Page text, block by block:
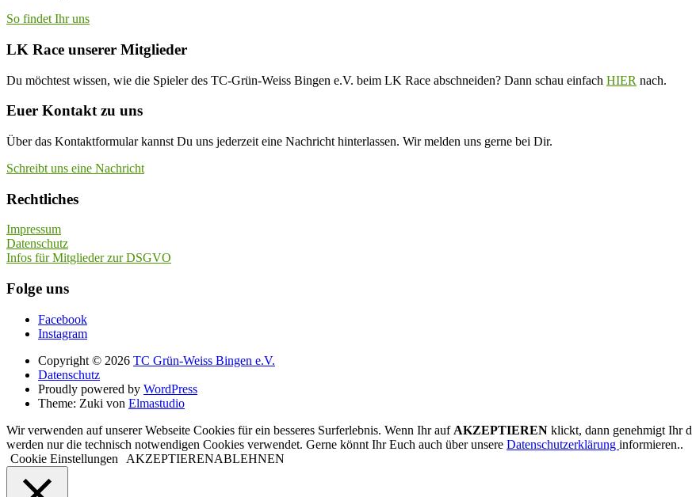
So findet Ihr uns
LK Race unserer Mitglieder
Du möchtest wissen, wie die Spieler des TC-Grün-Weiss Bingen e.V. beim LK Race abschneiden? Dann schau einfach HIER nach.
Euer Kontakt zu uns
Über das Kontaktformular kannst Du uns jederzeit eine Nachricht hinterlassen. Wir melden uns gerne bei Dir.
Schreibt uns eine Nachricht
Rechtliches
Impressum
Datenschutz
Infos für Mitglieder zur DSGVO
Folge uns
Facebook
Instagram
Copyright © 2026 TC Grün-Weiss Bingen e.V.
Datenschutz
Proudly powered by WordPress
Theme: Zuki von Elmastudio
Wir verwenden auf unserer Webseite Cookies für ein besseres Surferlebnis. Wenn Ihr auf AKZEPTIEREN klickt, dann genehmigt Ihr
werden nur die technisch notwendigen Cookies verwendet. Gerne könnt Ihr Euch auch über unsere Datenschutzerklärung informieren..
Cookie Einstellungen
AKZEPTIERENABLEHNEN